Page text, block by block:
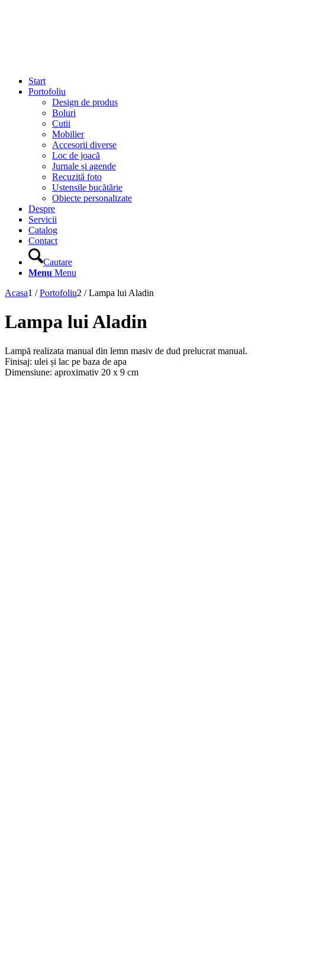
Start
Portofoliu
Design de produs
Boluri
Cutii
Mobilier
Accesorii diverse
Loc de joacă
Jurnale și agende
Recuzită foto
Ustensile bucătărie
Obiecte personalizate
Despre
Servicii
Catalog
Contact
Cautare
Menu Menu
Acasa1 / Portofoliu2 / Lampa lui Aladin
Lampa lui Aladin
Lampă realizata manual din lemn masiv de dud prelucrat manual.
Finisaj: ulei și lac pe baza de apa
Dimensiune: aproximativ 20 x 9 cm